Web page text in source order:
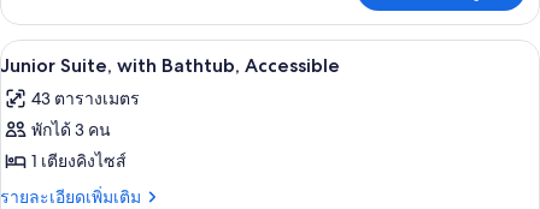
ใหญ่
2
เตียง,
วิว
เมือง
เกี่ยว
กับ
ห้อง
สวี
ท,
ใหญ่
2
เปิด
ภาพถ่าย
ทั้งหมด
ของ
Junior
ตู้นิรภัยในห้องพัก, โต๊ะทำงาน, พื้นที่ท
5
Junior Suite, with Bathtub, Accessible
43 ตารางเมตร
พักได้ 3 คน
1 เตียงคิงไซส์
รายละเอียดเพิ่มเติม
ราย